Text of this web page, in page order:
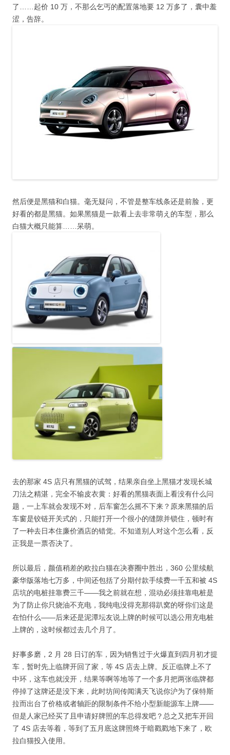
了……起价 10 万，不那么乞丐的配置落地要 12 万多了，囊中羞
涩，告辞。
然后便是黑猫和白猫。毫无疑问，不管是整车线条还是前脸，更
好看的都是黑猫。如果黑猫是一款看上去非常萌え的车型，那么
白猫大概只能算……呆萌。
去的那家 4S 店只有黑猫的试驾，结果亲自坐上黑猫才发现长城
刀法之精湛，完全不输皮衣黄：好看的黑猫表面上看没有什么问
题，一上车就会发现不对，后车窗怎么摇不下来？原来黑猫的后
车窗是铰链开关式的，只能打开一个很小的缝隙并锁住，顿时有
了一种去日本住廉价酒店的错觉。不知道别人对这个怎么看，反
正我是一票否决了。
所以最后，颜值稍差的欧拉白猫在决赛圈中胜出，360 公里续航
豪华版落地七万多，中间还包括了分期付款手续费一千五和被 4S
店坑的电桩挂靠费三千——我之前就在想，混动必须挂靠电桩是
为了防止你只烧油不充电，我纯电没得充那得趴窝的呀你们这是
在怕什么——后来还是泥潭坛友说上牌的时候可以选公用充电桩
上牌的，这时候都过去几个月了。
好事多磨，2 月 28 日订的车，因为销售过于火爆直到四月初才提
车，暂时先上临牌开回了家，等 4S 店去上牌。反正临牌上不了
中环，这车也就没开，结果等啊等地等了一个多月把两张临牌都
停掉了这牌还是没下来，此时坊间传闻满天飞说你沪为了保特斯
拉而出台了价格或者轴距的限制条件不给小型新能源车上牌——
但是人家已经买了且申请好牌照的车总得发吧？总之又把车开回
了 4S 店去等着，等到了五月底这牌照终于暗戳戳地下来了，欧
拉白猫投入使用。